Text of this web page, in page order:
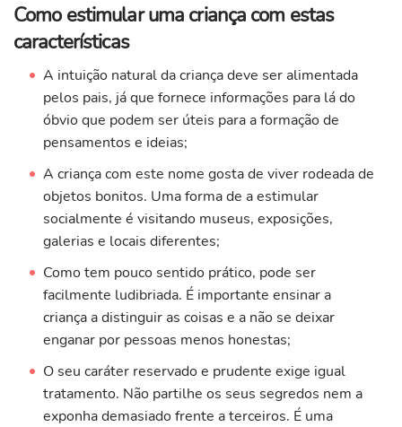
Como estimular uma criança com estas
características
A intuição natural da criança deve ser alimentada
pelos pais, já que fornece informações para lá do
óbvio que podem ser úteis para a formação de
pensamentos e ideias;
A criança com este nome gosta de viver rodeada de
objetos bonitos. Uma forma de a estimular
socialmente é visitando museus, exposições,
galerias e locais diferentes;
Como tem pouco sentido prático, pode ser
facilmente ludibriada. É importante ensinar a
criança a distinguir as coisas e a não se deixar
enganar por pessoas menos honestas;
O seu caráter reservado e prudente exige igual
tratamento. Não partilhe os seus segredos nem a
exponha demasiado frente a terceiros. É uma